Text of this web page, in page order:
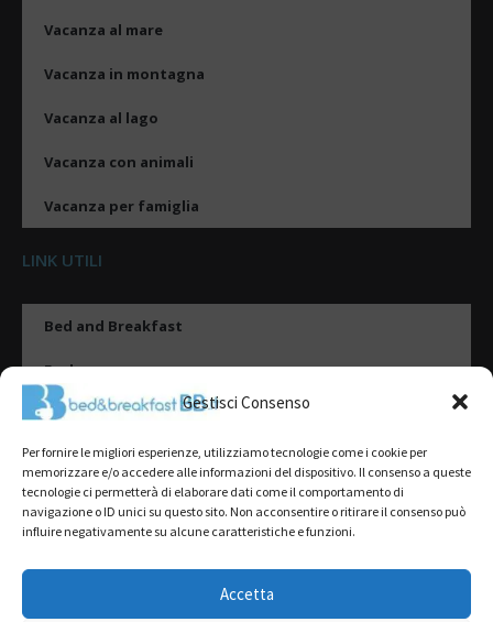
Gestisci Consenso
Per fornire le migliori esperienze, utilizziamo tecnologie come i cookie per
memorizzare e/o accedere alle informazioni del dispositivo. Il consenso a queste
tecnologie ci permetterà di elaborare dati come il comportamento di
navigazione o ID unici su questo sito. Non acconsentire o ritirare il consenso può
influire negativamente su alcune caratteristiche e funzioni.
Accetta
Vacanza al mare
Vacanza in montagna
Vacanza al lago
Vacanza con animali
Vacanza per famiglia
LINK UTILI
Bed and Breakfast
Esplora
Tipologie di alloggio
Destinazioni
Il mio account